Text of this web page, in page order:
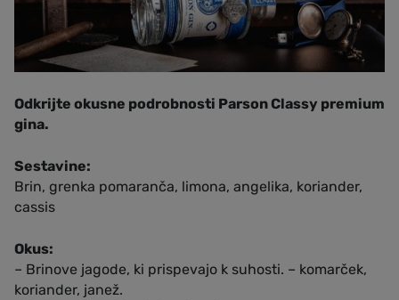
Odkrijte okusne podrobnosti Parson Classy premium
gina.
Sestavine:
Brin, grenka pomaranča, limona, angelika, koriander,
cassis
Okus:
– Brinove jagode, ki prispevajo k suhosti. – komarček,
koriander, janež.